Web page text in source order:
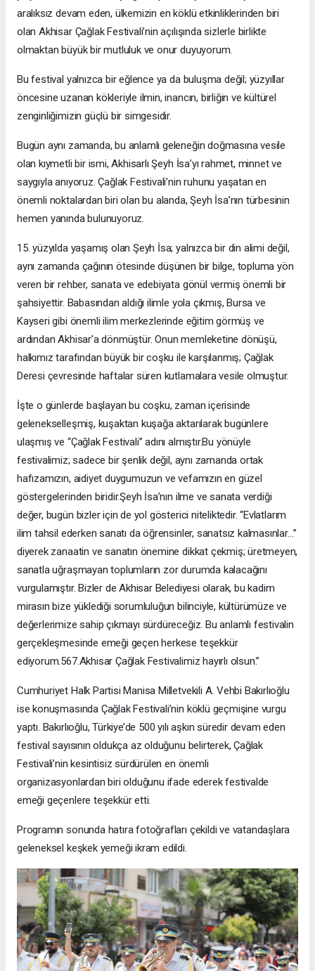
aralıksız devam eden, ülkemizin en köklü etkinliklerinden biri
olan Akhisar Çağlak Festivali’nin açılışında sizlerle birlikte
olmaktan büyük bir mutluluk ve onur duyuyorum.
Bu festival yalnızca bir eğlence ya da buluşma değil; yüzyıllar
öncesine uzanan kökleriyle ilmin, inancın, birliğin ve kültürel
zenginliğimizin güçlü bir simgesidir.
Bugün aynı zamanda, bu anlamlı geleneğin doğmasına vesile
olan kıymetli bir ismi, Akhisarlı Şeyh İsa’yı rahmet, minnet ve
saygıyla anıyoruz. Çağlak Festivali’nin ruhunu yaşatan en
önemli noktalardan biri olan bu alanda, Şeyh İsa’nın türbesinin
hemen yanında bulunuyoruz.
15. yüzyılda yaşamış olan Şeyh İsa; yalnızca bir din alimi değil,
aynı zamanda çağının ötesinde düşünen bir bilge, topluma yön
veren bir rehber, sanata ve edebiyata gönül vermiş önemli bir
şahsiyettir. Babasından aldığı ilimle yola çıkmış, Bursa ve
Kayseri gibi önemli ilim merkezlerinde eğitim görmüş ve
ardından Akhisar’a dönmüştür. Onun memleketine dönüşü,
halkımız tarafından büyük bir coşku ile karşılanmış; Çağlak
Deresi çevresinde haftalar süren kutlamalara vesile olmuştur.
İşte o günlerde başlayan bu coşku, zaman içerisinde
gelenekselleşmiş, kuşaktan kuşağa aktarılarak bugünlere
ulaşmış ve “Çağlak Festivali” adını almıştır.Bu yönüyle
festivalimiz; sadece bir şenlik değil, aynı zamanda ortak
hafızamızın, aidiyet duygumuzun ve vefamızın en güzel
göstergelerinden biridir.Şeyh İsa’nın ilme ve sanata verdiği
değer, bugün bizler için de yol gösterici niteliktedir. “Evlatlarım
ilim tahsil ederken sanatı da öğrensinler, sanatsız kalmasınlar…”
diyerek zanaatin ve sanatın önemine dikkat çekmiş; üretmeyen,
sanatla uğraşmayan toplumların zor durumda kalacağını
vurgulamıştır. Bizler de Akhisar Belediyesi olarak, bu kadim
mirasın bize yüklediği sorumluluğun bilinciyle, kültürümüze ve
değerlerimize sahip çıkmayı sürdüreceğiz. Bu anlamlı festivalin
gerçekleşmesinde emeği geçen herkese teşekkür
ediyorum.567.Akhisar Çağlak Festivalimiz hayırlı olsun.”
Cumhuriyet Halk Partisi Manisa Milletvekili A. Vehbi Bakırlıoğlu
ise konuşmasında Çağlak Festivali’nin köklü geçmişine vurgu
yaptı. Bakırlıoğlu, Türkiye’de 500 yılı aşkın süredir devam eden
festival sayısının oldukça az olduğunu belirterek, Çağlak
Festivali’nin kesintisiz sürdürülen en önemli
organizasyonlardan biri olduğunu ifade ederek festivalde
emeği geçenlere teşekkür etti.
Programın sonunda hatıra fotoğrafları çekildi ve vatandaşlara
geleneksel keşkek yemeği ikram edildi.